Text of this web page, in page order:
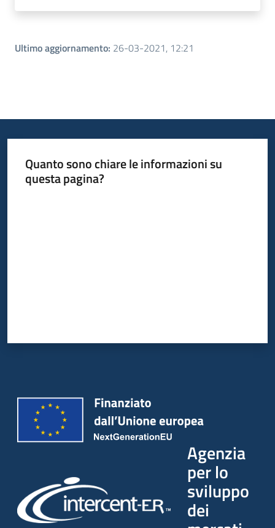
Ultimo aggiornamento: 26-03-2021, 12:21
Quanto sono chiare le informazioni su
questa pagina?
Agenzia
per lo
sviluppo
dei